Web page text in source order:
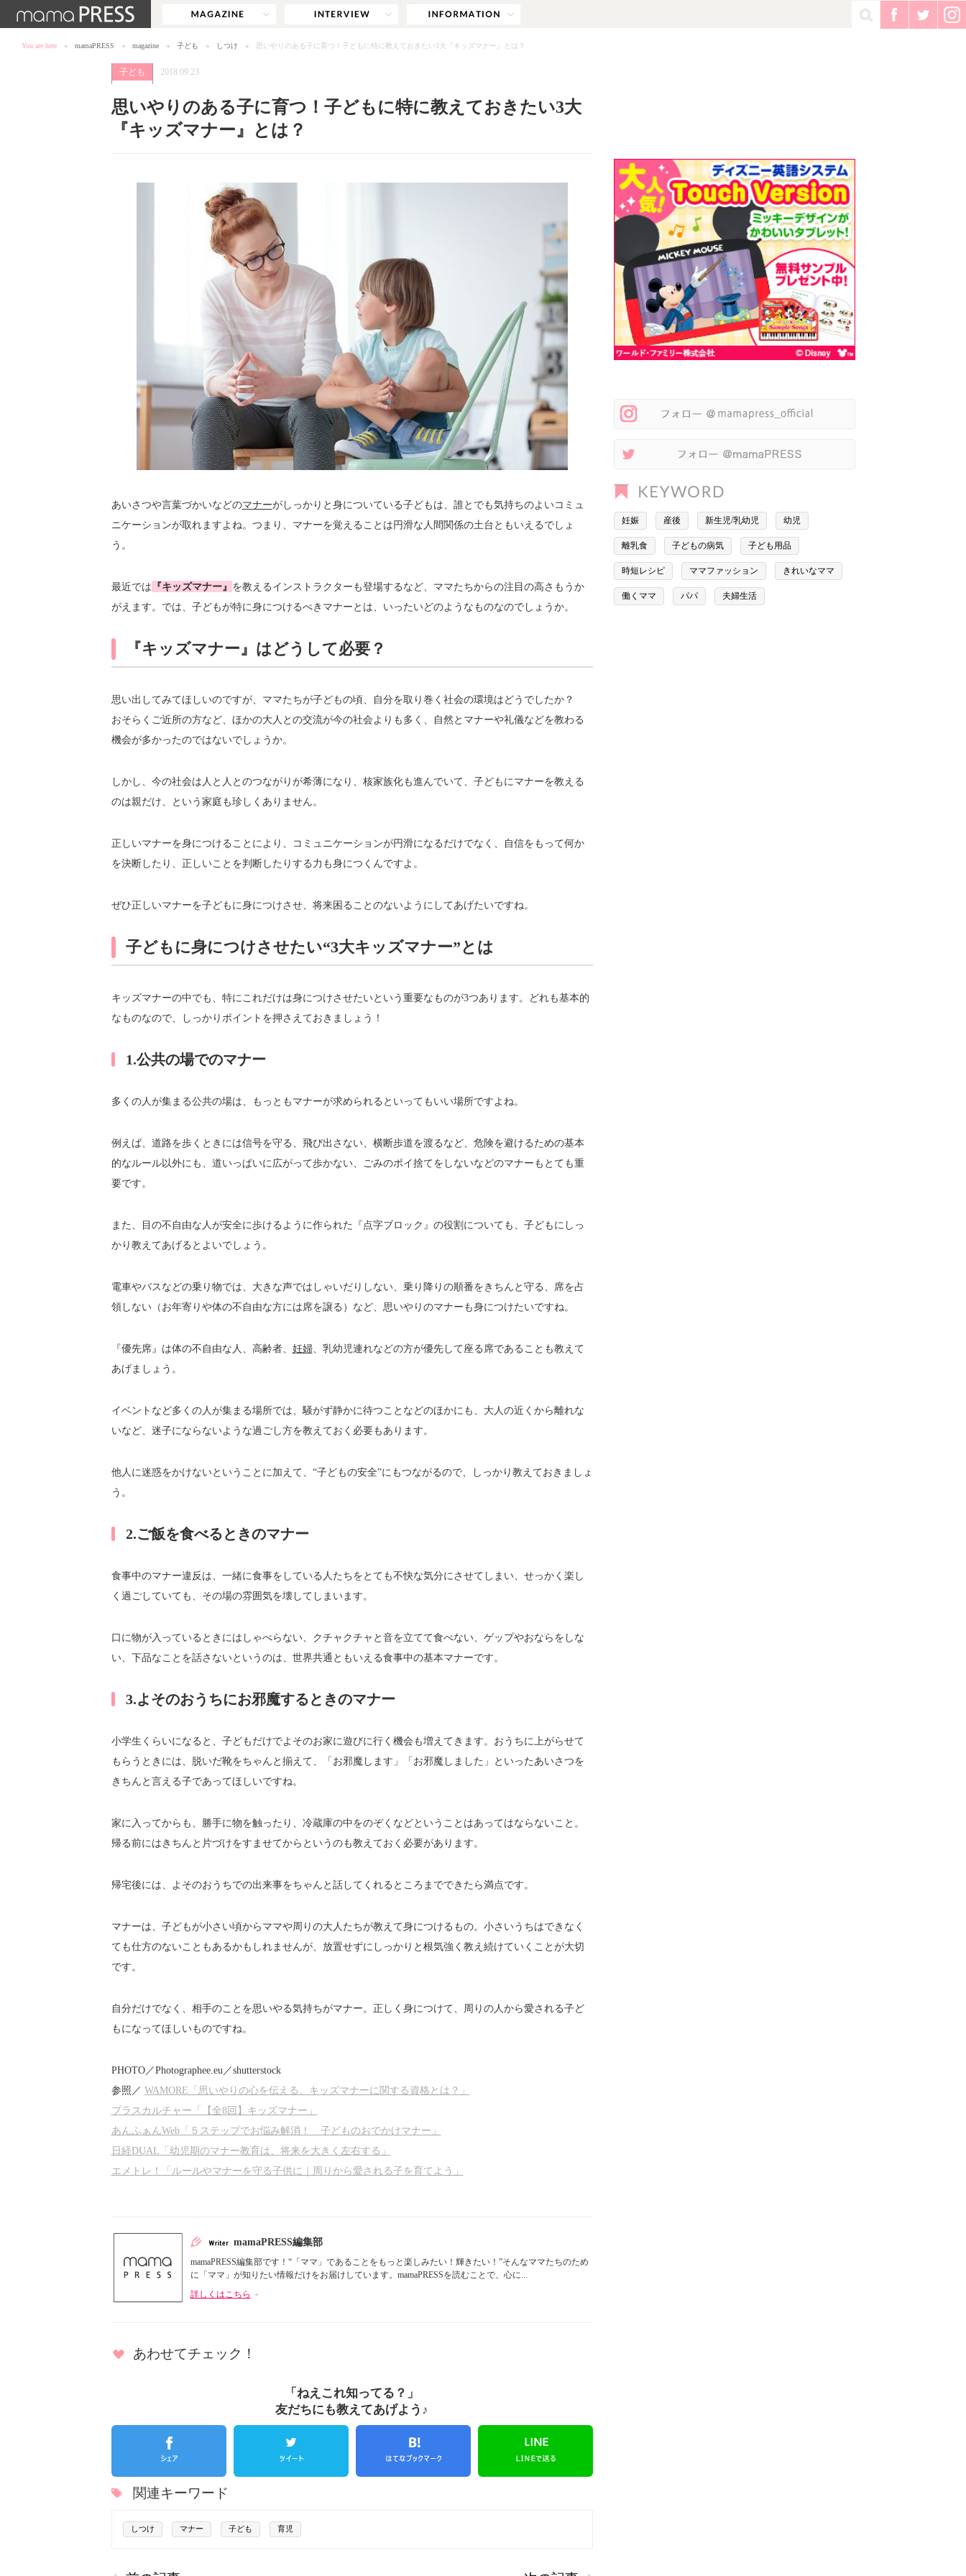
You are here mamaPRESS magazine 子ども しつけ 思いやりのある子に育つ！子どもに特に教えておきたい3大『キッズマナー』とは？
子ども 2018.09.23
思いやりのある子に育つ！子どもに特に教えておきたい3大
『キッズマナー』とは？
あいさつや言葉づかいなどのマナーがしっかりと身についている子どもは、誰とでも気持ちのよいコミュ
ニケーションが取れますよね。つまり、マナーを覚えることは円滑な人間関係の土台ともいえるでしょ
う。
最近では 『キッズマナー』 を教えるインストラクターも登場するなど、ママたちからの注目の高さもうか
がえます。では、子どもが特に身につけるべきマナーとは、いったいどのようなものなのでしょうか。
『キッズマナー』はどうして必要？
思い出してみてほしいのですが、ママたちが子どもの頃、自分を取り巻く社会の環境はどうでしたか？
おそらくご近所の方など、ほかの大人との交流が今の社会よりも多く、自然とマナーや礼儀などを教わる
機会が多かったのではないでしょうか。
しかし、今の社会は人と人とのつながりが希薄になり、核家族化も進んでいて、子どもにマナーを教える
のは親だけ、という家庭も珍しくありません。
正しいマナーを身につけることにより、コミュニケーションが円滑になるだけでなく、自信をもって何か
を決断したり、正しいことを判断したりする力も身につくんですよ。
ぜひ正しいマナーを子どもに身につけさせ、将来困ることのないようにしてあげたいですね。
子どもに身につけさせたい“3大キッズマナー”とは
キッズマナーの中でも、特にこれだけは身につけさせたいという重要なものが3つあります。どれも基本的
なものなので、しっかりポイントを押さえておきましょう！
1.公共の場でのマナー
多くの人が集まる公共の場は、もっともマナーが求められるといってもいい場所ですよね。
例えば、道路を歩くときには信号を守る、飛び出さない、横断歩道を渡るなど、危険を避けるための基本
的なルール以外にも、道いっぱいに広がって歩かない、ごみのポイ捨てをしないなどのマナーもとても重
要です。
また、目の不自由な人が安全に歩けるように作られた『点字ブロック』の役割についても、子どもにしっ
かり教えてあげるとよいでしょう。
電車やバスなどの乗り物では、大きな声ではしゃいだりしない、乗り降りの順番をきちんと守る、席を占
領しない（お年寄りや体の不自由な方には席を譲る）など、思いやりのマナーも身につけたいですね。
『優先席』は体の不自由な人、高齢者、 妊婦、乳幼児連れなどの方が優先して座る席であることも教えて
あげましょう。
イベントなど多くの人が集まる場所では、騒がず静かに待つことなどのほかにも、大人の近くから離れな
いなど、迷子にならないような過ごし方を教えておく必要もあります。
他人に迷惑をかけないということに加えて、“子どもの安全”にもつながるので、しっかり教えておきましょ
う。
2.ご飯を食べるときのマナー
食事中のマナー違反は、一緒に食事をしている人たちをとても不快な気分にさせてしまい、せっかく楽し
く過ごしていても、その場の雰囲気を壊してしまいます。
口に物が入っているときにはしゃべらない、クチャクチャと音を立てて食べない、ゲップやおならをしな
い、下品なことを話さないというのは、世界共通ともいえる食事中の基本マナーです。
3.よそのおうちにお邪魔するときのマナー
小学生くらいになると、子どもだけでよそのお家に遊びに行く機会も増えてきます。おうちに上がらせて
もらうときには、脱いだ靴をちゃんと揃えて、「お邪魔します」「お邪魔しました」といったあいさつを
きちんと言える子であってほしいですね。
家に入ってからも、勝手に物を触ったり、冷蔵庫の中をのぞくなどということはあってはならないこと。
帰る前にはきちんと片づけをすませてからというのも教えておく必要があります。
帰宅後には、よそのおうちでの出来事をちゃんと話してくれるところまでできたら満点です。
マナーは、子どもが小さい頃からママや周りの大人たちが教えて身につけるもの。小さいうちはできなく
ても仕方のないこともあるかもしれませんが、放置せずにしっかりと根気強く教え続けていくことが大切
です。
自分だけでなく、相手のことを思いやる気持ちがマナー。正しく身につけて、周りの人から愛される子ど
もになってほしいものですね。
PHOTO／Photographee.eu／shutterstock
参照／ WAMORE「思いやりの心を伝える、キッズマナーに関する資格とは？」
プラスカルチャー「【全8回】キッズマナー」
あんふぁんWeb「５ステップでお悩み解消！ 子どものおでかけマナー」
日経DUAL「幼児期のマナー教育は、将来を大きく左右する」
エメトレ！「ルールやマナーを守る子供に｜周りから愛される子を育てよう」
mamaPRESS編集部
mamaPRESS編集部です！“「ママ」であることをもっと楽しみたい！輝きたい！”そんなママたちのため
に「ママ」が知りたい情報だけをお届けしています。mamaPRESSを読むことで、心に...
詳しくはこちら
あわせてチェック！
「ねえこれ知ってる？」
友だちにも教えてあげよう♪
関連キーワード
しつけ マナー 子ども 育児
妊娠 産後 新生児/乳幼児 幼児
離乳食 子どもの病気 子ども用品
時短レシピ ママファッション きれいなママ
働くママ パパ 夫婦生活